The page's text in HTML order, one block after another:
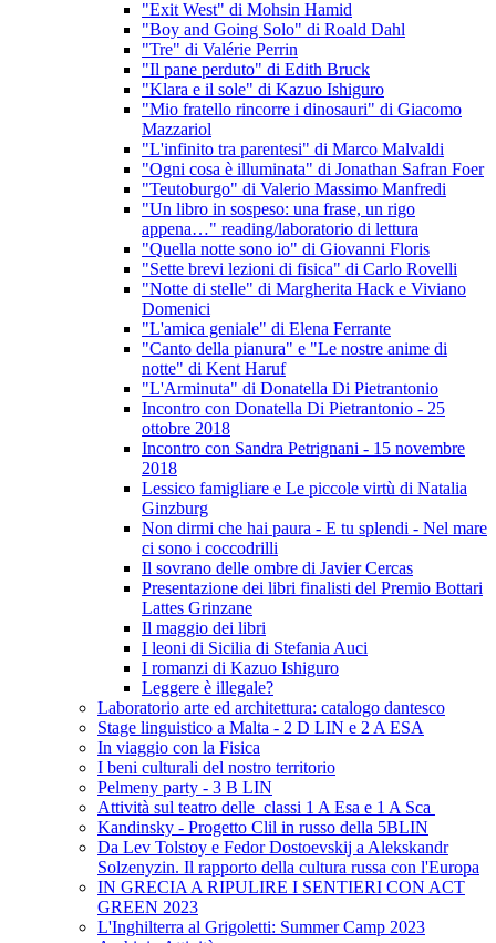
"Exit West" di Mohsin Hamid
"Boy and Going Solo" di Roald Dahl
"Tre" di Valérie Perrin
"Il pane perduto" di Edith Bruck
"Klara e il sole" di Kazuo Ishiguro
"Mio fratello rincorre i dinosauri" di Giacomo
Mazzariol
"L'infinito tra parentesi" di Marco Malvaldi
"Ogni cosa è illuminata" di Jonathan Safran Foer
"Teutoburgo" di Valerio Massimo Manfredi
"Un libro in sospeso: una frase, un rigo
appena…" reading/laboratorio di lettura
"Quella notte sono io" di Giovanni Floris
"Sette brevi lezioni di fisica" di Carlo Rovelli
"Notte di stelle" di Margherita Hack e Viviano
Domenici
"L'amica geniale" di Elena Ferrante
"Canto della pianura" e "Le nostre anime di
notte" di Kent Haruf
"L'Arminuta" di Donatella Di Pietrantonio
Incontro con Donatella Di Pietrantonio - 25
ottobre 2018
Incontro con Sandra Petrignani - 15 novembre
2018
Lessico famigliare e Le piccole virtù di Natalia
Ginzburg
Non dirmi che hai paura - E tu splendi - Nel mare
ci sono i coccodrilli
Il sovrano delle ombre di Javier Cercas
Presentazione dei libri finalisti del Premio Bottari
Lattes Grinzane
Il maggio dei libri
I leoni di Sicilia di Stefania Auci
I romanzi di Kazuo Ishiguro
Leggere è illegale?
Laboratorio arte ed architettura: catalogo dantesco
Stage linguistico a Malta - 2 D LIN e 2 A ESA
In viaggio con la Fisica
I beni culturali del nostro territorio
Pelmeny party - 3 B LIN
Attività sul teatro delle classi 1 A Esa e 1 A Sca
Kandinsky - Progetto Clil in russo della 5BLIN
Da Lev Tolstoy e Fedor Dostoevskij a Alekskandr
Solzenyzin. Il rapporto della cultura russa con l'Europa
IN GRECIA A RIPULIRE I SENTIERI CON ACT
GREEN 2023
L'Inghilterra al Grigoletti: Summer Camp 2023